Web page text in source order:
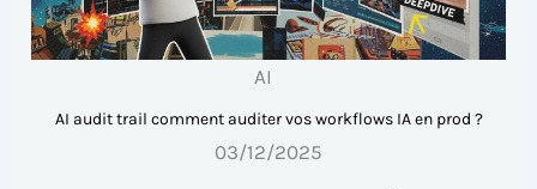
AI
AI audit trail comment auditer vos workflows IA en prod ?
03/12/2025